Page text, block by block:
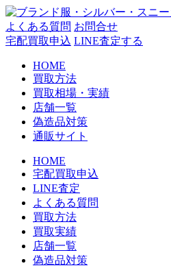
コ
ン
テ
よくある質問 お問合せ
宅配買取申込 LINE査定する
HOME
買取方法
買取相場・実績
店舗一覧
偽造品対策
通販サイト
HOME
宅配買取申込
LINE査定
よくある質問
買取方法
買取実績
店舗一覧
偽造品対策